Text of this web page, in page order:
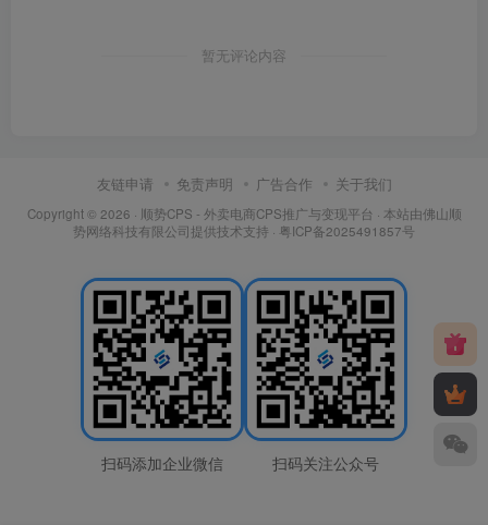
暂无评论内容
友链申请 免责声明 广告合作 关于我们
Copyright © 2026 · 顺势CPS - 外卖电商CPS推广与变现平台 · 本站由佛山顺
势网络科技有限公司提供技术支持 · 粤ICP备2025491857号
扫码添加企业微信 扫码关注公众号